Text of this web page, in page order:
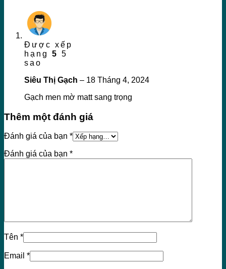
Được xếp
hạng 5 5
sao
Siêu Thị Gạch – 18 Tháng 4, 2024
Gạch men mờ matt sang trọng
Thêm một đánh giá
Đánh giá của bạn *
Đánh giá của bạn *
Tên *
Email *